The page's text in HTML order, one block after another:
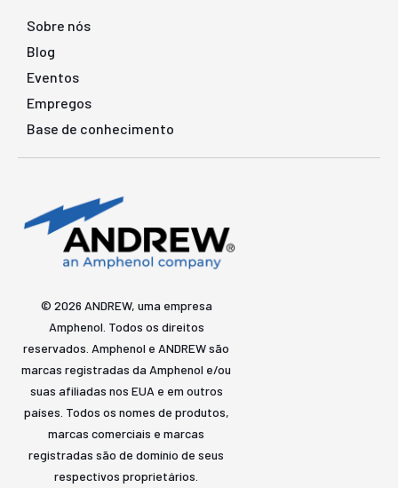
Sobre nós
Blog
Eventos
Empregos
Base de conhecimento
© 2026 ANDREW, uma empresa
Amphenol. Todos os direitos
reservados. Amphenol e ANDREW são
marcas registradas da Amphenol e/ou
suas afiliadas nos EUA e em outros
países. Todos os nomes de produtos,
marcas comerciais e marcas
registradas são de domínio de seus
respectivos proprietários.